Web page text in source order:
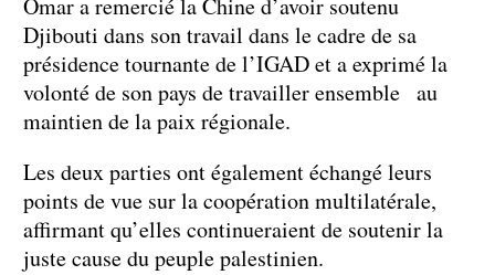
Omar a remercié la Chine d’avoir soutenu
Djibouti dans son travail dans le cadre de sa
présidence tournante de l’IGAD et a exprimé la
volonté de son pays de travailler ensemble au
maintien de la paix régionale.
Les deux parties ont également échangé leurs
points de vue sur la coopération multilatérale,
affirmant qu’elles continueraient de soutenir la
juste cause du peuple palestinien.